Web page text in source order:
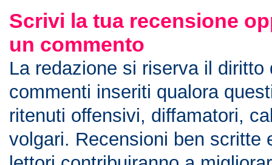
Scrivi la tua recensione
un commento
La redazione si riserva il diritto
commenti inseriti qualora
ritenuti offensivi, diffamatori,
volgari. Recensioni ben scritte